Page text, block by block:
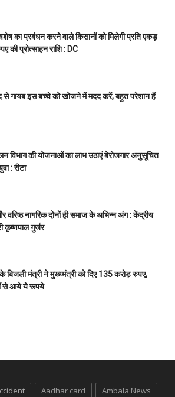
का प्रबंधन करने वाले किसानों को मिलेगी प्रति एकड़
की प्रोत्साहन राशि : DC
से गायब इस बच्चे को खोजने में मदद करें, बहुत परेशान हैं
विभाग की योजनाओं का लाभ उठाएं बेरोजगार अनुसूचित
: रीटा
वरिष्ठ नागरिक दोनों ही समाज के अभिन्न अंग : केंद्रीय
कृष्णपाल गुर्जर
के बिजली मंत्री ने मुख्य्मंत्री को दिए 135 करोड़ रुपए,
से आये ये रूपये
Aadhar card
Ambala News